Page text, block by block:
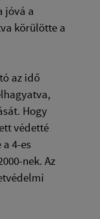
jóvá a
körülötte a
az idő
Hogy
védetté
4-es
nek. Az